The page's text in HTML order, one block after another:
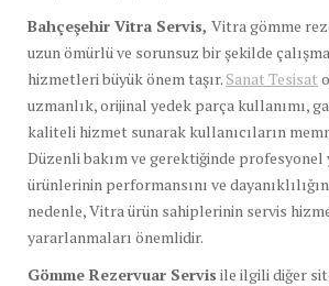
Bahçeşehir Vitra Servis, Vitra gömme
uzun ömürlü ve sorunsuz bir şekilde
hizmetleri büyük önem taşır. Sanat Tesisat
uzmanlık, orijinal yedek parça kullanımı,
kaliteli hizmet sunarak kullanıcıların
Düzenli bakım ve gerektiğinde profesyonel
ürünlerinin performansını ve
nedenle, Vitra ürün sahiplerinin servis
yararlanmaları önemlidir.
Gömme Rezervuar Servis ile ilgili diğer